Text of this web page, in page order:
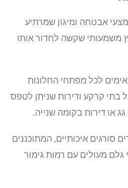
אבטחה ומיגון שמרתיע
משמעותי שקשה לחדור אותו
לכל מפתחי החלונות
בתי קרקע ודירות שניתן לטפס
או דירות בקומה שנייה.
סורגים איכותיים, המתוכננים
גלם מעולים עם רמות גימור